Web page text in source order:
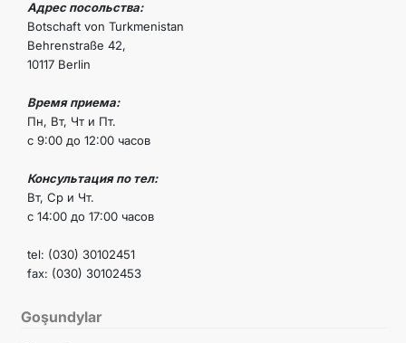
Адрес посольства:
Botschaft von Turkmenistan
Behrenstraße 42,
10117 Berlin
Время приема:
Пн, Вт, Чт и Пт.
с 9:00 до 12:00 часов
Консультация по тел:
Вт, Ср и Чт.
с 14:00 до 17:00 часов
tel: (030) 30102451
fax: (030) 30102453
Goşundylar